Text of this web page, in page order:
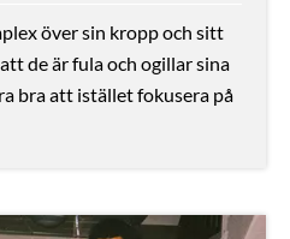
över sin kropp och sitt
de är fula och ogillar sina
bra att istället fokusera på